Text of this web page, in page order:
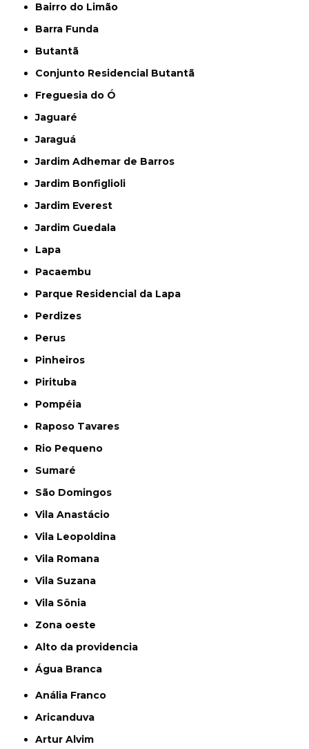
Bairro do Limão
Barra Funda
Butantã
Conjunto Residencial Butantã
Freguesia do Ó
Jaguaré
Jaraguá
Jardim Adhemar de Barros
Jardim Bonfiglioli
Jardim Everest
Jardim Guedala
Lapa
Pacaembu
Parque Residencial da Lapa
Perdizes
Perus
Pinheiros
Pirituba
Pompéia
Raposo Tavares
Rio Pequeno
Sumaré
São Domingos
Vila Anastácio
Vila Leopoldina
Vila Romana
Vila Suzana
Vila Sônia
Zona oeste
alto da providencia
Água Branca
Anália Franco
Aricanduva
Artur Alvim